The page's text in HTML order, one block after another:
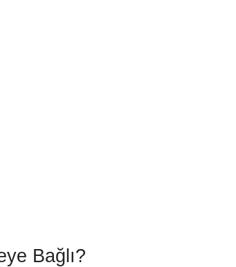
Bağlı?